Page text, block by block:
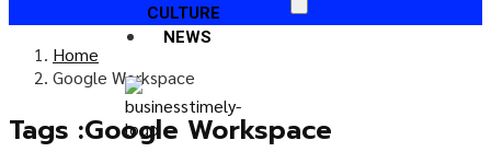
CULTURE
NEWS
Home
Google Workspace
Tags :Google Workspace